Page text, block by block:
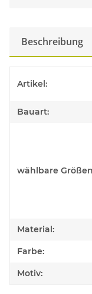
Beschreibung
Artikel:
Bauart:
wählbare
Material:
Farbe:
Motiv: